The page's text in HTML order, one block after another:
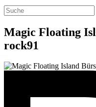
Magic Floating
rock91